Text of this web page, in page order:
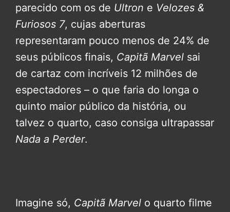
parecido com os de Ultron e Velozes &
Furiosos 7, cujas aberturas
representaram pouco menos de 24% de
seus públicos finais, Capitã Marvel sai
de cartaz com incríveis 12 milhões de
espectadores – o que faria do longa o
quinto maior público da história, ou
talvez o quarto, caso consiga ultrapassar
Nada a Perder.
Imagine só, Capitã Marvel o quarto filme